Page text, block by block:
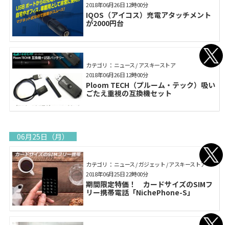
IQOS（アイコス）充電アタッチメント
が2000円台
2018年06月26日 12時00分
カテゴリ： ニュース / アスキーストア
Ploom TECH（プルーム・テック）吸い
ごたえ重視の互換機セット
2018年06月26日 12時00分
06月25日（月）
カテゴリ： ニュース / ガジェット / アスキーストア
期間限定特価！ カードサイズのSIMフ
リー携帯電話「NichePhone-S」
2018年06月25日 22時00分